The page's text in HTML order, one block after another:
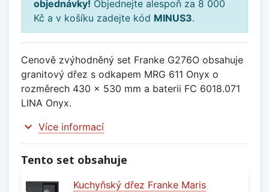
objednávky! Objednejte alespoň za 8 000
Kč a v košíku zadejte kód MINUS3.
Cenově zvýhodněný set Franke G276O obsahuje
granitový dřez s odkapem MRG 611 Onyx o
rozměrech 430 x 530 mm a baterii FC 6018.071
LINA Onyx.
expand_more Více informací
Tento set obsahuje
Kuchyňský dřez Franke Maris